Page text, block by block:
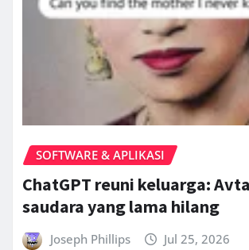
SOFTWARE & APLIKASI
ChatGPT reuni keluarga:
saudara yang lama hilang
Joseph Phillips Jul 25, 2026